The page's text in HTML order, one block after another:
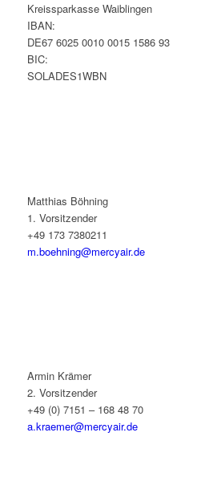
Kreissparkasse Waiblingen
IBAN:
DE67 6025 0010 0015 1586 93
BIC:
SOLADES1WBN
Matthias Böhning
1. Vorsitzender
+49 173 7380211
m.boehning@mercyair.de
Armin Krämer
2. Vorsitzender
+49 (0) 7151 – 168 48 70
a.kraemer@mercyair.de